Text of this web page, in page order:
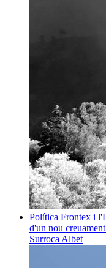
Política Frontex i
d'un nou
Surroca Albet